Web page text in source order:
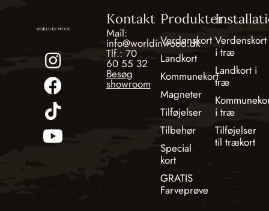
Kontakt
Mail:
info@worldinwood.dk
Tlf.: 70
60 55 32
Besøg
showroom
Produkter
Verdenskort
Landkort
Kommunekort
Magneter
Tilføjelser
Tilbehør
Special
kort
GRATIS
Farveprøve
Verdenskort
i træ
Landkort i
træ
i træ
Tilføjelser
til trækort